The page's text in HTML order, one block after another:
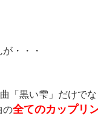
・・・
「黒い雫」だけで
の全てのカップリ